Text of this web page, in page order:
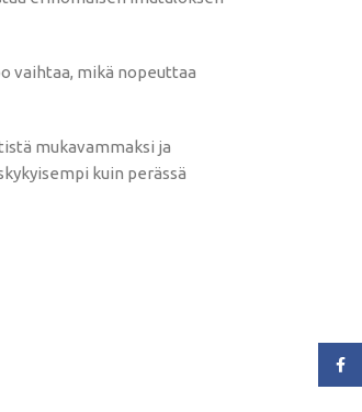
vaihtaa, mikä nopeuttaa
mukavammaksi ja
kuin perässä